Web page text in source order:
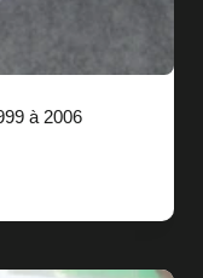
à 2006